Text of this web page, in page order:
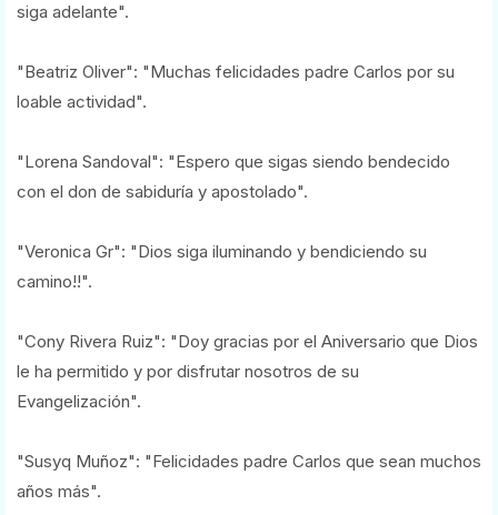
siga adelante".
"Beatriz Oliver": "Muchas felicidades padre Carlos por su
loable actividad".
"Lorena Sandoval": "Espero que sigas siendo bendecido
con el don de sabiduría y apostolado".
"Veronica Gr": "Dios siga iluminando y bendiciendo su
camino!!".
"Cony Rivera Ruiz": "Doy gracias por el Aniversario que Dios
le ha permitido y por disfrutar nosotros de su
Evangelización".
"Susyq Muñoz": "Felicidades padre Carlos que sean muchos
años más".